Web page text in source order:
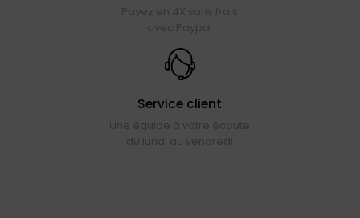
Payez en 4X sans frais
avec Paypal
Service client
Une équipe à votre écoute
du lundi au vendredi